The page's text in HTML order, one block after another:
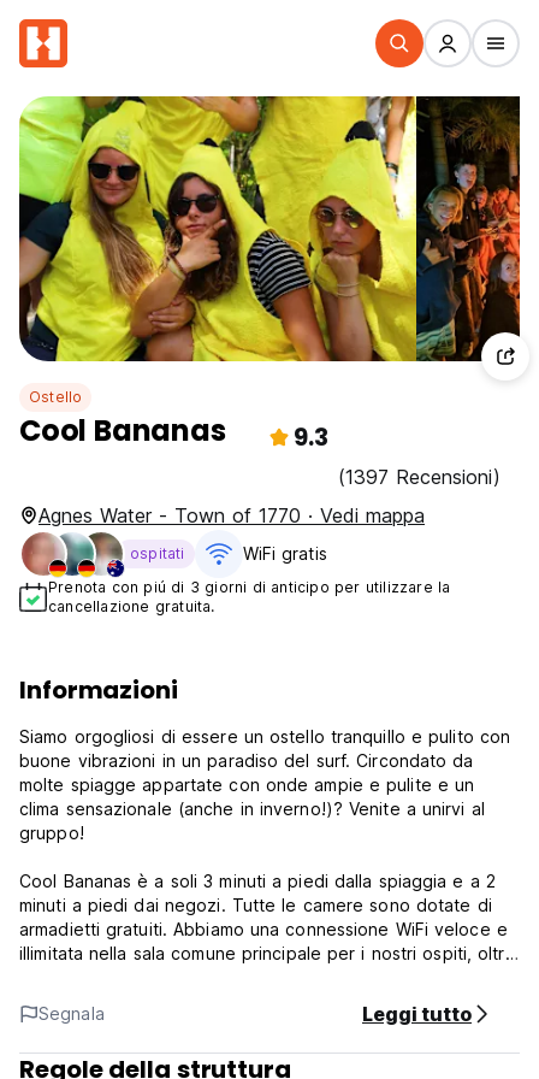
Ostello
Cool Bananas 9.3
(1397 Recensioni)
Agnes Water - Town of 1770 · Vedi mappa
ospitati WiFi gratis
Prenota con piú di 3 giorni di anticipo per utilizzare la
cancellazione gratuita.
Informazioni
Siamo orgogliosi di essere un ostello tranquillo e pulito con
buone vibrazioni in un paradiso del surf. Circondato da
molte spiagge appartate con onde ampie e pulite e un
clima sensazionale (anche in inverno!)? Venite a unirvi al
gruppo!
Cool Bananas è a soli 3 minuti a piedi dalla spiaggia e a 2
minuti a piedi dai negozi. Tutte le camere sono dotate di
armadietti gratuiti. Abbiamo una connessione WiFi veloce e
illimitata nella sala comune principale per i nostri ospiti, oltre
gratuito in loco e navetta gratuita da e per la fermata
dell'autobus Greyhound, con check-in a partire dalle 6.30
del mattino. Assicuratevi di osservare le banane danzanti
che vi accoglieranno alla fermata dell'autobus e vi
Segnala Leggi tutto
Regole della struttura